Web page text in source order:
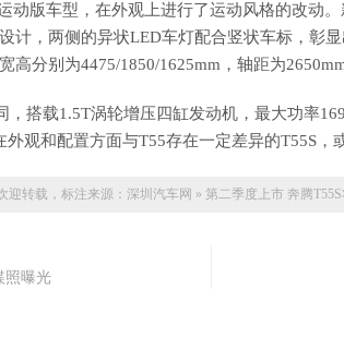
动版车型，在外观上进行了运动风格的改动
计，两侧的异状LED车灯配合竖状车标，彰
高分别为4475/1850/1625mm，轴距为
，搭载1.5T涡轮增压四缸发动机，最大功率
观和配置方面与T55存在一定差异的T55S，
迎转载，标注来源： 深圳汽车网 » 第二季度上市 奔腾
照曝光